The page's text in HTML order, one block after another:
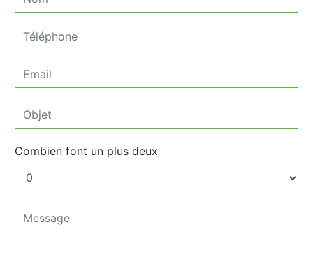
Combien font un plus deux